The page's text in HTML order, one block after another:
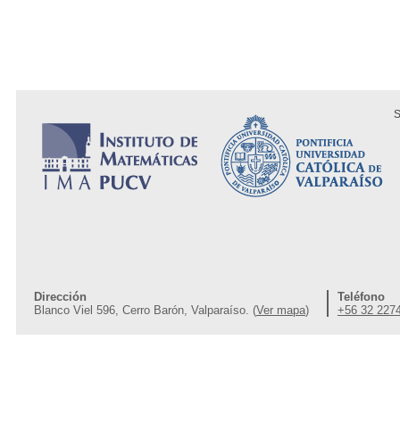
Dirección
Blanco Viel 596, Cerro Barón, Valparaíso. (Ver mapa)
Teléfono
+56 32